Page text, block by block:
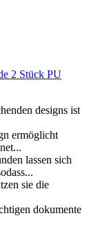
2 Stück PU
designs ist
ermöglicht
lassen sich
sie die
dokumente